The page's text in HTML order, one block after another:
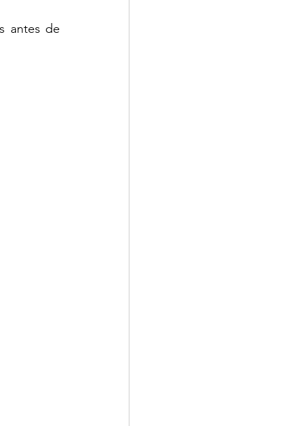
antes de